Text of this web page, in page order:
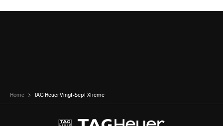
Home TAG Heuer Vingt-Sept Xtreme